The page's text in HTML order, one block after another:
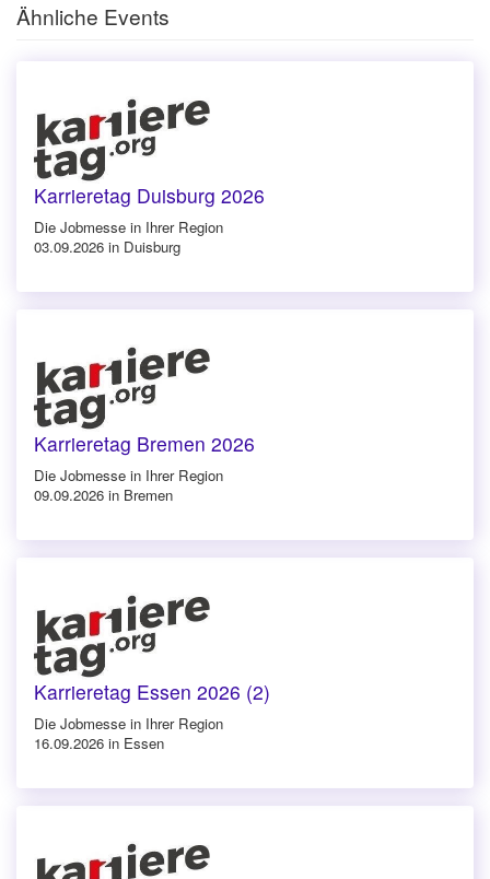
Ähnliche Events
Karrieretag Duisburg 2026
Die Jobmesse in Ihrer Region
03.09.2026 in Duisburg
Karrieretag Bremen 2026
Die Jobmesse in Ihrer Region
09.09.2026 in Bremen
Karrieretag Essen 2026 (2)
Die Jobmesse in Ihrer Region
16.09.2026 in Essen